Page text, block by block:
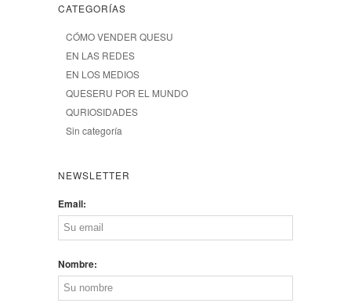
CATEGORÍAS
CÓMO VENDER QUESU
EN LAS REDES
EN LOS MEDIOS
QUESERU POR EL MUNDO
QURIOSIDADES
Sin categoría
NEWSLETTER
Email:
Nombre: